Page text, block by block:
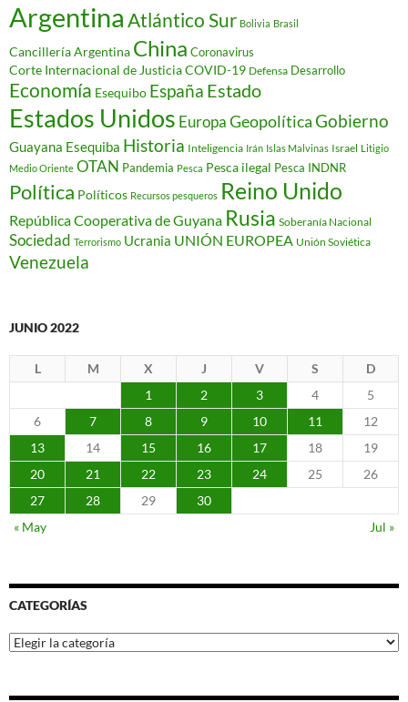
Argentina Atlántico Sur Bolivia Brasil
Cancillería Argentina China Coronavirus
Corte Internacional de JusticiaCOVID-19 Defensa Desarrollo
Economía Esequibo España Estado
Estados Unidos EuropaGeopolíticaGobierno
Guayana Esequiba Historia Inteligencia Irán Islas Malvinas Israel Litigio
Medio Oriente OTAN Pandemia Pesca Pesca ilegal Pesca INDNR
Política Políticos Recursos pesqueros Reino Unido
República Cooperativa de Guyana Rusia Soberanía Nacional
Sociedad Terrorismo Ucrania UNIÓN EUROPEA Unión Soviética
Venezuela
JUNIO 2022
L M X J V S
D
1
2 3 4
5
6
7 8 9 10 11
12
13
14 15 16 17 18
19
20
21 22 23 24 25
26
27
28 29
30
« May
Jul »
CATEGORÍAS
Categorías